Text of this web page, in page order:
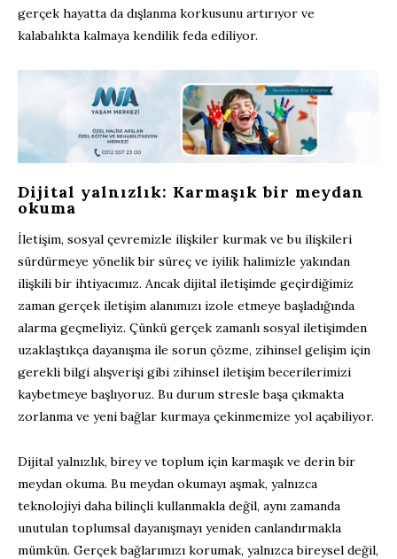
gerçek hayatta da dışlanma korkusunu artırıyor ve
kalabalıkta kalmaya kendilik feda ediliyor.
Dijital yalnızlık: Karmaşık bir meydan
okuma
İletişim, sosyal çevremizle ilişkiler kurmak ve bu ilişkileri
sürdürmeye yönelik bir süreç ve iyilik halimizle yakından
ilişkili bir ihtiyacımız. Ancak dijital iletişimde geçirdiğimiz
zaman gerçek iletişim alanımızı izole etmeye başladığında
alarma geçmeliyiz. Çünkü gerçek zamanlı sosyal iletişimden
uzaklaştıkça dayanışma ile sorun çözme, zihinsel gelişim için
gerekli bilgi alışverişi gibi zihinsel iletişim becerilerimizi
kaybetmeye başlıyoruz. Bu durum stresle başa çıkmakta
zorlanma ve yeni bağlar kurmaya çekinmemize yol açabiliyor.
Dijital yalnızlık, birey ve toplum için karmaşık ve derin bir
meydan okuma. Bu meydan okumayı aşmak, yalnızca
teknolojiyi daha bilinçli kullanmakla değil, aynı zamanda
unutulan toplumsal dayanışmayı yeniden canlandırmakla
mümkün. Gerçek bağlarımızı korumak, yalnızca bireysel değil,